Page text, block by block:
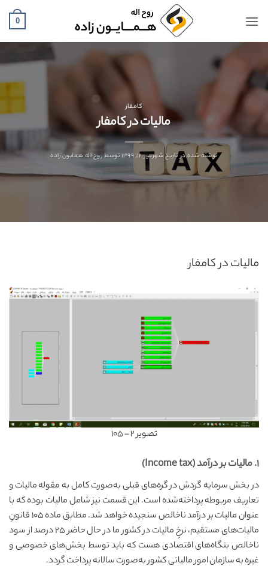
0
کامفار
مالیات در کامفار
نوشته شده در تاریخشهریور ۱۲, ۱۳۹۹ توسطروح اله همایون زاده
مالیات در کامفار
تصویر ۲ – ۱۰۵
۱. مالیات بر درآمد (Income tax)
در بخش سرمایه گردش در گره‌های قبلی به‌صورت کامل به مقوله مالیات و
تعاریف مربوطه پرداخته‌شده است. این قسمت نیز شامل مالیات بوده که با
عنوان مالیات بر درآمد ناخالص سنجیده خواهد شد. مطابق ماده ۱۰۵ قانونِ
مالیات‌های مستقیم، نرخِ مالیات در کشور ما در حال حاضر ۲۵ درصد از سود
ناخالص بنگاه‌های اقتصادی هست که باید توسط بخش‌های خصوصی و
غیره به سازمان امور مالیاتی کشور به‌صورت سالانه پرداخت گردد.